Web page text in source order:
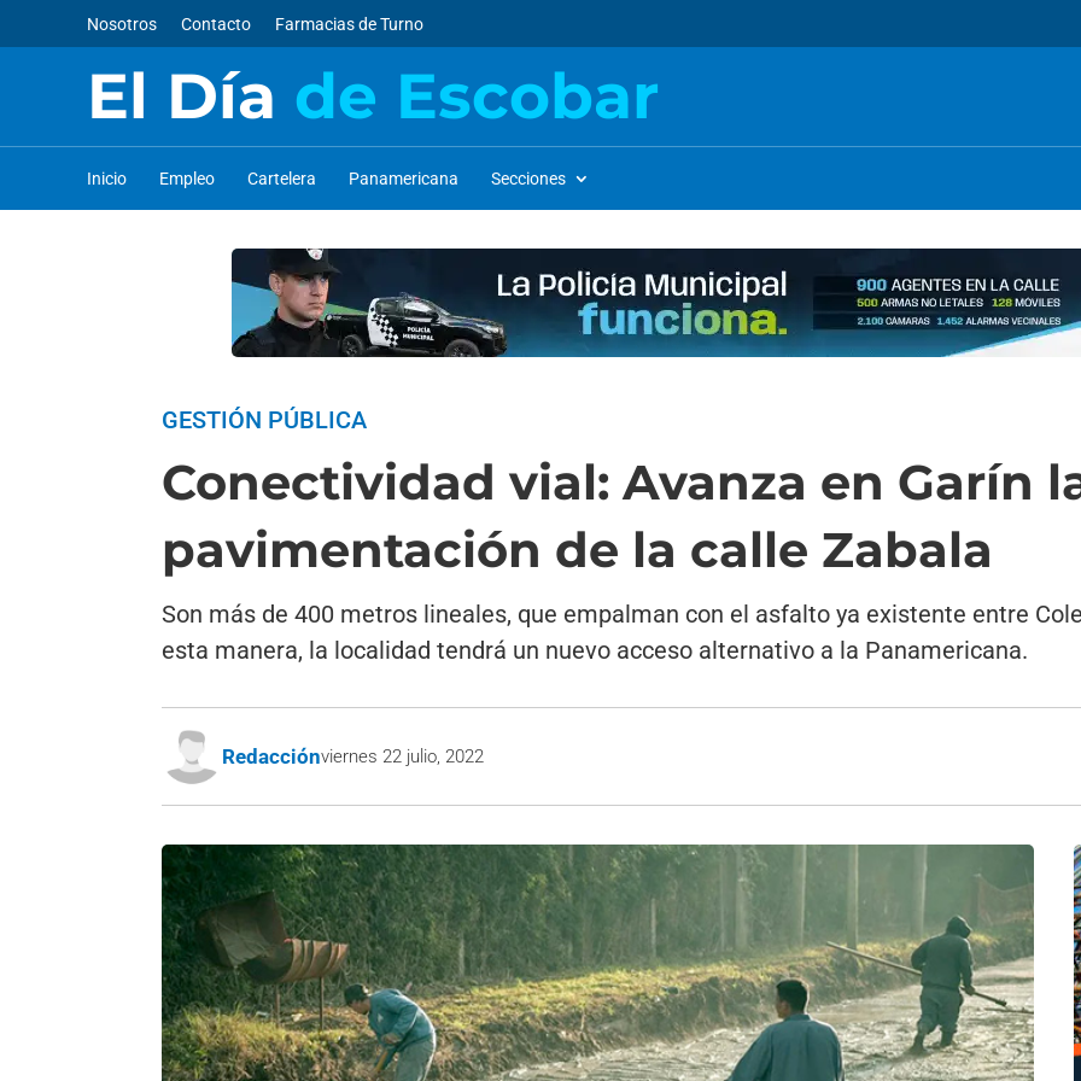
Nosotros Contacto Farmacias de Turno
El Día de Escobar
Inicio Empleo Cartelera Panamericana Secciones
GESTIÓN PÚBLICA
Conectividad vial: Avanza en Garín
pavimentación de la calle Zabala
Son más de 400 metros lineales, que empalman con el asfalto ya existente entre
esta manera, la localidad tendrá un nuevo acceso alternativo a la Panamericana.
Redacciónviernes 22 julio, 2022